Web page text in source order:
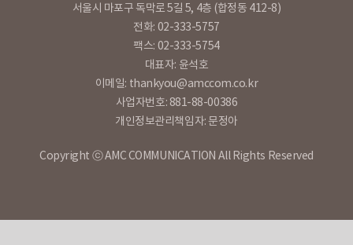
서울시 마포구 독막로 5길 5, 4층 (합정동 412-8)
전화: 02-333-5757
팩스: 02-333-5754
대표자: 윤석호
이메일: thankyou@amccom.co.kr
사업자번호: 881-88-00386
개인정보관리책임자: 문정아
Copyright ⓒ AMC COMMUNICATION All Rights Reserved